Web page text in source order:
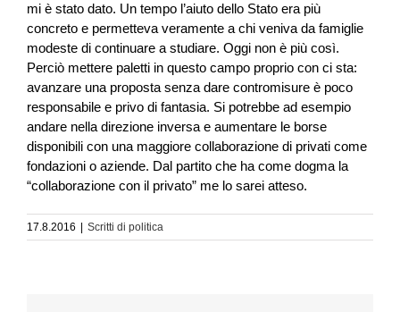
mi è stato dato. Un tempo l’aiuto dello Stato era più
concreto e permetteva veramente a chi veniva da famiglie
modeste di continuare a studiare. Oggi non è più così.
Perciò mettere paletti in questo campo proprio con ci sta:
avanzare una proposta senza dare contromisure è poco
responsabile e privo di fantasia. Si potrebbe ad esempio
andare nella direzione inversa e aumentare le borse
disponibili con una maggiore collaborazione di privati come
fondazioni o aziende. Dal partito che ha come dogma la
“collaborazione con il privato” me lo sarei atteso.
17.8.2016 Scritti di politica